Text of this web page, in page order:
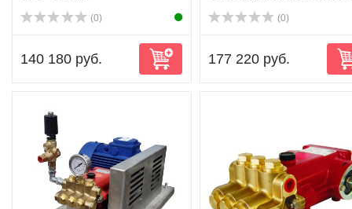
(0)
140 180 руб.
(0)
177 220 руб.